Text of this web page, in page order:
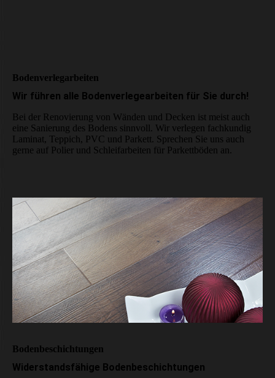
Boden­verleg­arbeiten
Wir führen alle Boden­verlege­arbeiten für Sie durch!
Bei der Renovierung von Wänden und Decken ist meist auch
eine Sanierung des Bodens sinnvoll. Wir verlegen fach­kundig
Laminat, Teppich, PVC und Parkett. Sprechen Sie uns auch
gerne auf Polier und Schleif­arbeiten für Parkettböden an.
Boden­beschichtungen
Widerstands­fähige Boden­beschichtungen